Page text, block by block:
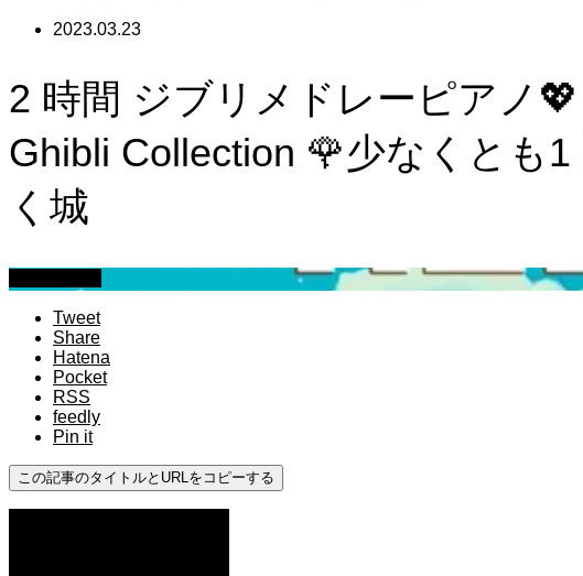
2023.03.23
2 時間 ジブリメドレーピアノ
Ghibli Collection 🌹少なくとも
く城
Tweet
Share
Hatena
Pocket
RSS
feedly
Pin it
この記事のタイトルとURLをコピーする